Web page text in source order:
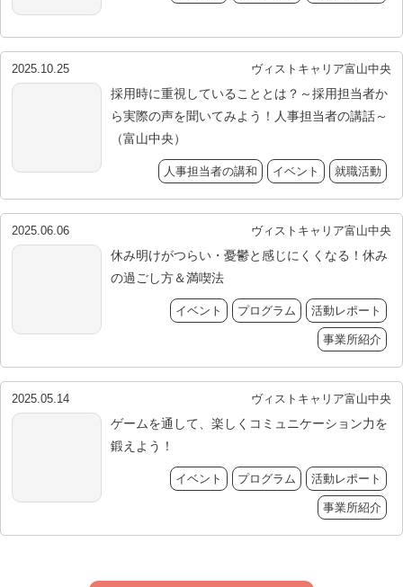
2025.10.25 ヴィストキャリア富山中央
採用時に重視していることとは？～採用担当者か
ら実際の声を聞いてみよう！人事担当者の講話～
（富山中央）
人事担当者の講和 イベント 就職活動
2025.06.06 ヴィストキャリア富山中央
休み明けがつらい・憂鬱と感じにくくなる！休み
の過ごし方＆満喫法
イベント プログラム 活動レポート
事業所紹介
2025.05.14 ヴィストキャリア富山中央
ゲームを通して、楽しくコミュニケーション力を
鍛えよう！
イベント プログラム 活動レポート
事業所紹介